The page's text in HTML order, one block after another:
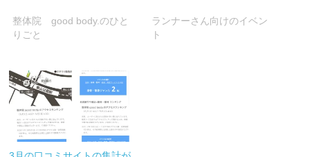
開
き
整体院 good body.のひと
りごと
ランナーさん向けのイベン
ト